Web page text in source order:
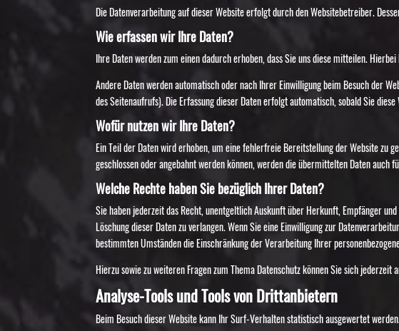
Die Datenverarbeitung auf dieser Website erfolgt durch den Websitebetreiber.
Wie erfassen wir Ihre Daten?
Ihre Daten werden zum einen dadurch erhoben, dass Sie uns diese mitteilen.
Andere Daten werden automatisch oder nach Ihrer Einwilligung beim Besuch der
des Seitenaufrufs). Die Erfassung dieser Daten erfolgt automatisch, sobald Sie
Wofür nutzen wir Ihre Daten?
Ein Teil der Daten wird erhoben, um eine fehlerfreie Bereitstellung der Website zu
geschlossen oder angebahnt werden können, werden die übermittelten Daten
Welche Rechte haben Sie bezüglich Ihrer Daten?
Sie haben jederzeit das Recht, unentgeltlich Auskunft über Herkunft, Empfänger
Löschung dieser Daten zu verlangen. Wenn Sie eine Einwilligung zur
bestimmten Umständen die Einschränkung der Verarbeitung Ihrer
Hierzu sowie zu weiteren Fragen zum Thema Datenschutz können Sie sich jederzeit
Analyse-Tools und Tools von Dritt­anbietern
Beim Besuch dieser Website kann Ihr Surf-Verhalten statistisch ausgewertet